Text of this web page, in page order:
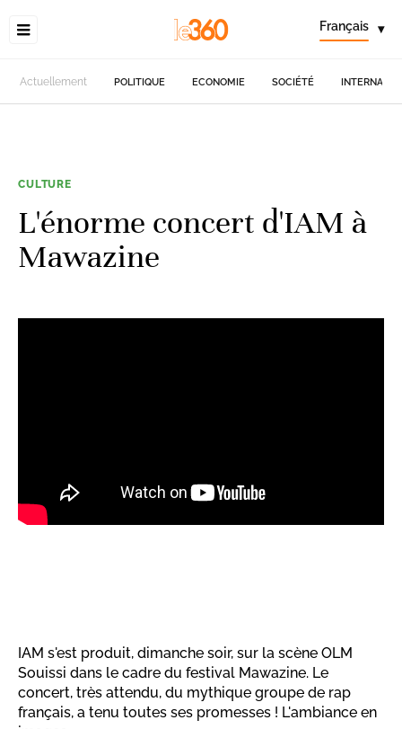
Français ▾
Actuellement POLITIQUE ECONOMIE SOCIÉTÉ
CULTURE
L'énorme concert d'IAM à
Mawazine
IAM s'est produit, dimanche soir, sur la scène OLM
Souissi dans le cadre du festival Mawazine. Le
concert, très attendu, du mythique groupe de rap
français, a tenu toutes ses promesses ! L'ambiance en